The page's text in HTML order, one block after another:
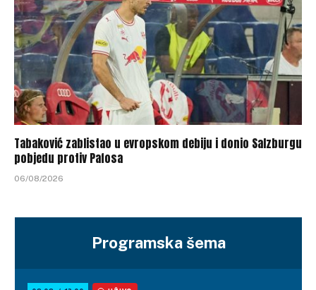
Tabaković zablistao u evropskom debiju i donio Salzburgu
pobjedu protiv Pafosa
06/08/2026
Programska šema